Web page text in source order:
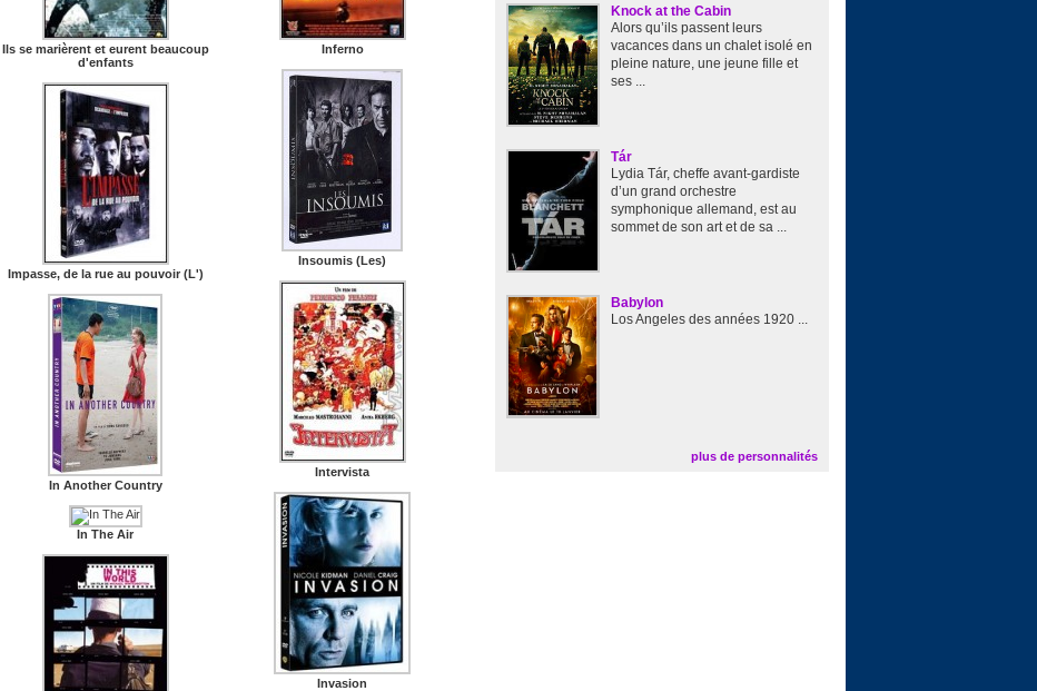
Ils se marièrent et eurent beaucoup
d'enfants
Impasse, de la rue au pouvoir (L')
In Another Country
In The Air
Inferno
Insoumis (Les)
Intervista
Invasion
Knock at the Cabin
Alors qu’ils passent leurs
vacances dans un chalet isolé en
pleine nature, une jeune fille et
ses ...
Tár
Lydia Tár, cheffe avant-gardiste
d’un grand orchestre
symphonique allemand, est au
sommet de son art et de sa ...
Babylon
Los Angeles des années 1920 ...
plus de personnalités